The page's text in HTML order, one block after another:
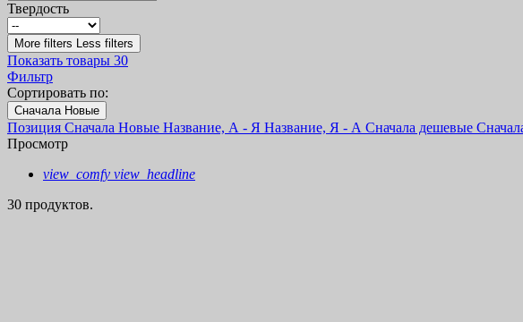
Твердость
More filters Less filters
Показать товары 30
Фильтр
Сортировать по:
Сначала Новые
Позиция Сначала Новые Название, А - Я Название, Я - А Сначала дешевые
Просмотр
view_comfy view_headline
30 продуктов.